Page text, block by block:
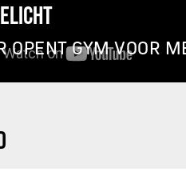
OPENT GYM VOOR